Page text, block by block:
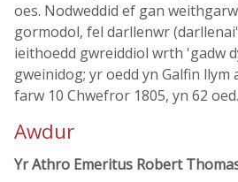
oes. Nodweddid ef gan
gormodol, fel darllenwr
ieithoedd gwreiddiol wrth 'gadw
gweinidog; yr oedd yn Galfin llym
farw 10 Chwefror 1805, yn 62 oed.
Awdur
Yr Athro Emeritus Robert